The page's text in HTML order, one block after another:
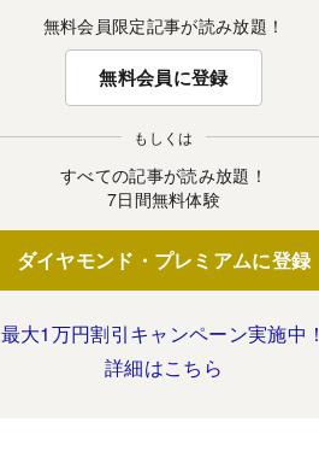
無料会員限定記事が読み放題！
無料会員に登録
もしくは
すべての記事が読み放題！
7日間無料体験
ダイヤモンド・プレミアムに登録
最大1万円割引キャンペーン実施中！
詳細はこちら